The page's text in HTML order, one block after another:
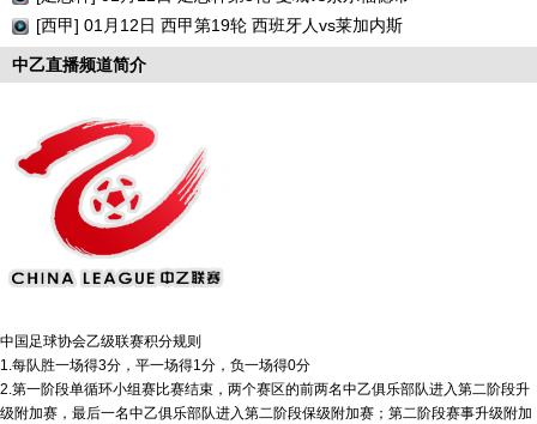
[西甲] 01月12日 西甲第19轮 西班牙人vs莱加内斯
中乙直播频道简介
中国足球协会乙级联赛积分规则
1.每队胜一场得3分，平一场得1分，负一场得0分
2.第一阶段单循环小组赛比赛结束，两个赛区的前两名中乙俱乐部队进入第二阶段升
级附加赛，最后一名中乙俱乐部队进入第二阶段保级附加赛；第二阶段赛事升级附加